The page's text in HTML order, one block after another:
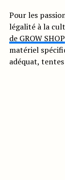
Pour les
légalité à la
de GROW SHOP
matériel
adéquat,